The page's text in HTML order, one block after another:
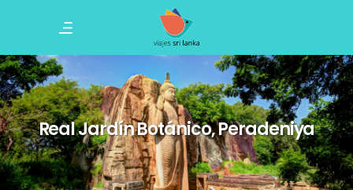
Real Jardín Botánico, Peradeniya